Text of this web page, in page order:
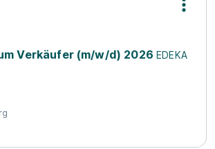
Verkäufer (m/w/d) 2026 EDEKA